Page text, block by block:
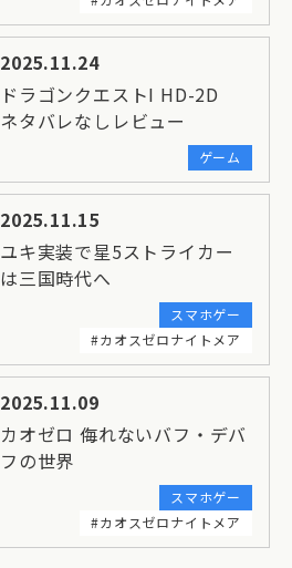
2025.11.24
ドラゴンクエストI HD-2D
ネタバレなしレビュー
ゲーム
2025.11.15
ユキ実装で星5ストライカー
は三国時代へ
スマホゲー
#カオスゼロナイトメア
2025.11.09
カオゼロ 侮れないバフ・デバ
フの世界
スマホゲー
#カオスゼロナイトメア